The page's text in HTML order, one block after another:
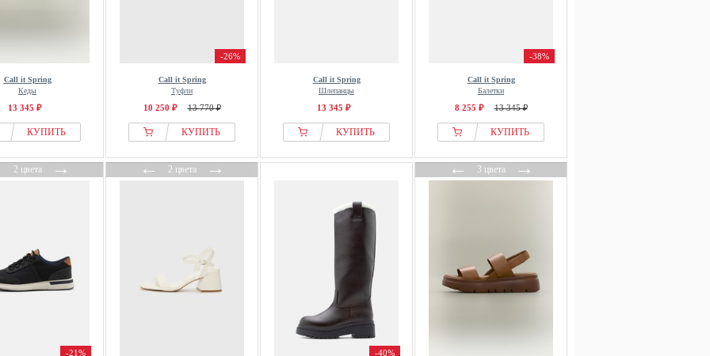
Call it Spring
Кеды
13 345 ₽
КУПИТЬ
-26%
Call it Spring
Туфли
10 250 ₽ 13 770 ₽
КУПИТЬ
Call it Spring
Шлепанцы
13 345 ₽
КУПИТЬ
-38%
Call it Spring
Балетки
8 255 ₽ 13 345 ₽
КУПИТЬ
2 цвета→
-21%
←2 цвета→
-40%
←3 цвета→